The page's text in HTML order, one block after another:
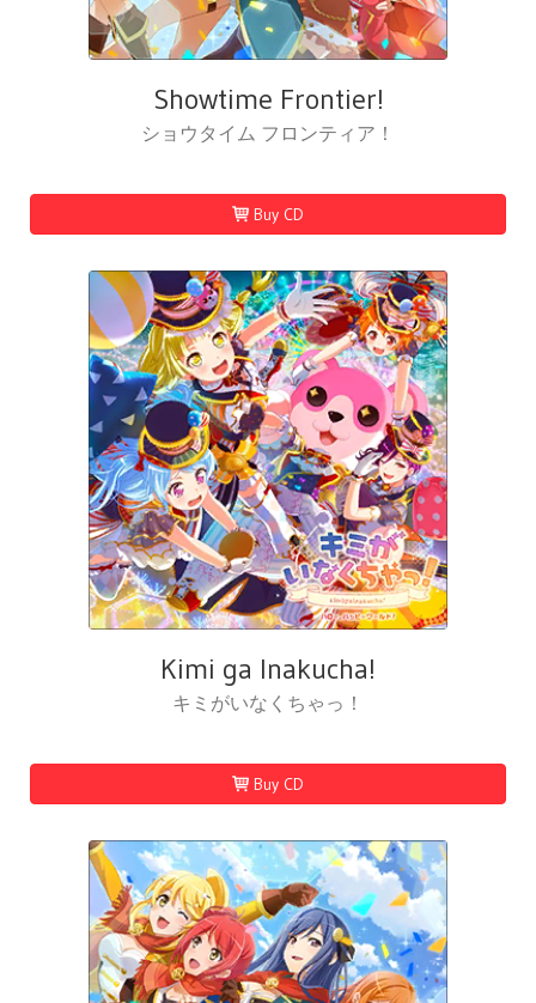
Showtime Frontier!
ショウタイム フロンティア！
Buy CD
Kimi ga Inakucha!
キミがいなくちゃっ！
Buy CD